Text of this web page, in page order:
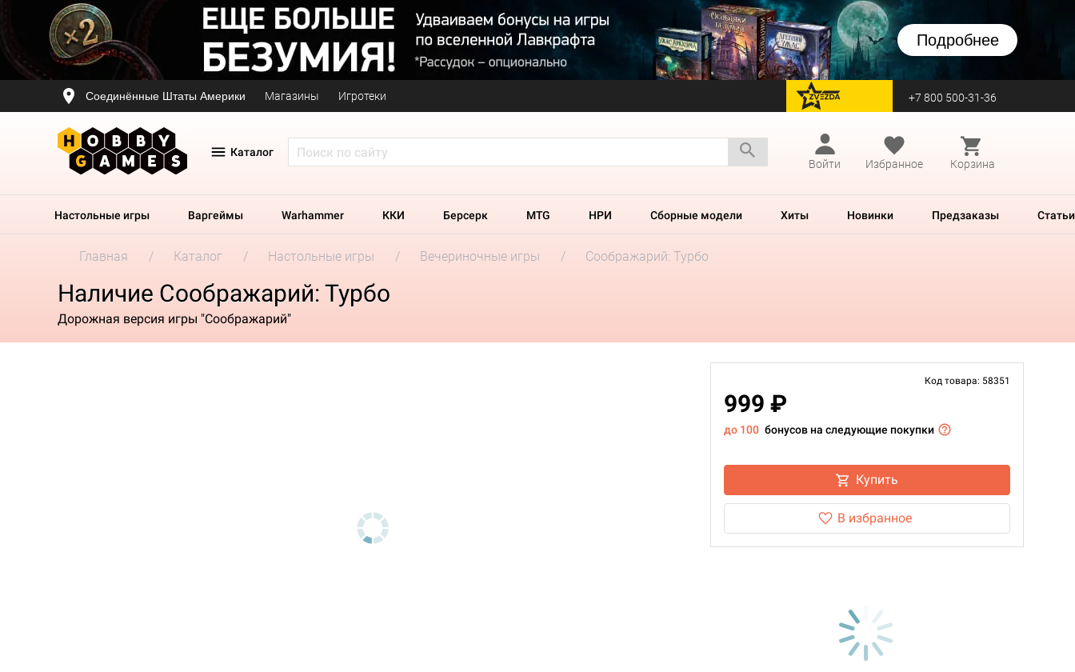
Подробнее
Соединённые Штаты Америки Магазины Игротеки перейти на Zvezda +7 800 500-31-36
Каталог
Войти
Избранное Корзина
Настольные игры Варгеймы Warhammer ККИ Берсерк MTG НРИ Сборные модели Хиты Новинки Предзаказы Статьи
Главная Каталог Настольные игры Вечериночные игры Соображарий: Турбо
Наличие Соображарий: Турбо
Дорожная версия игры "Соображарий"
Код товара: 58351
999 ₽
до 100 бонусов на следующие покупки
Купить
В избранное